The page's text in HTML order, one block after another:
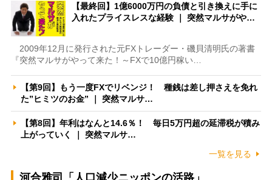
【最終回】1億6000万円の負債と引き換えに手に
入れたプライスレスな経験 ｜ 突然マルサがや…
2009年12月に発行された元FXトレーダー・磯貝清明氏の著書
『突然マルサがやって来た！～FXで10億円稼い…
【第9回】もう一度FXでリベンジ！ 種銭は差し押さえを免れ
た”ヒミツのお金” ｜ 突然マルサ…
【第8回】年利はなんと14.6％！ 毎日5万円超の延滞税が積み
上がっていく ｜ 突然マルサ…
一覧を見る
河合雅司「人口減少ニッポンの活路」